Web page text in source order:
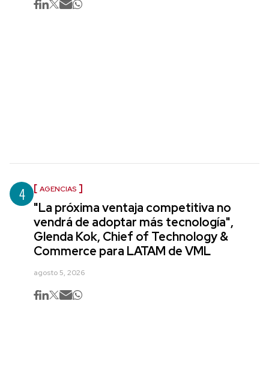
4 AGENCIAS
"La próxima ventaja competitiva no
vendrá de adoptar más tecnología",
Glenda Kok, Chief of Technology &
Commerce para LATAM de VML
agosto 5, 2026